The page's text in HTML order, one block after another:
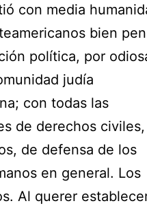
con media
bien
política, por
judía
con todas las
de derechos
de defensa de los
en general. Los
Al querer